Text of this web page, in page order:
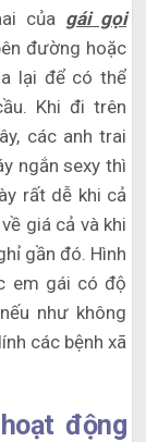
của gái gọi
đường hoặc
lại để có thể
Khi đi trên
các anh trai
ngắn sexy thì
rất dễ khi cả
giá cả và khi
gần đó. Hình
em gái có độ
như không
các bệnh xã
động